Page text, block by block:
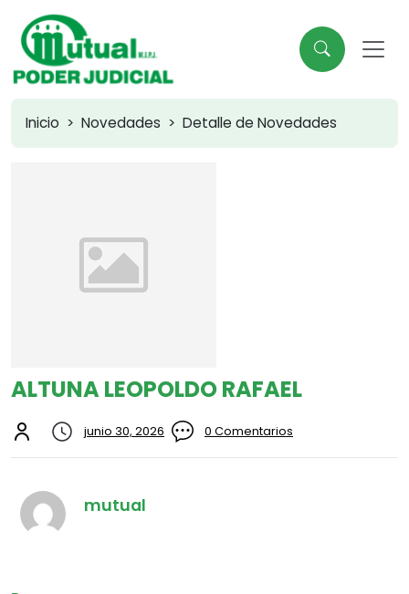
Inicio Novedades Detalle de Novedades
ALTUNA LEOPOLDO RAFAEL
junio 30, 2026 0 Comentarios
mutual